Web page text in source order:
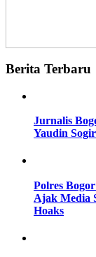
Berita Terbaru
Jurnalis
Yaudin
Polres
Ajak Media
Hoaks